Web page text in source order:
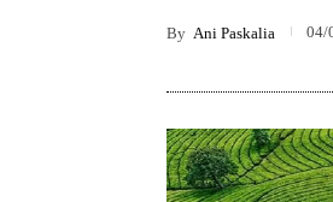
By Ani Paskalia 04/